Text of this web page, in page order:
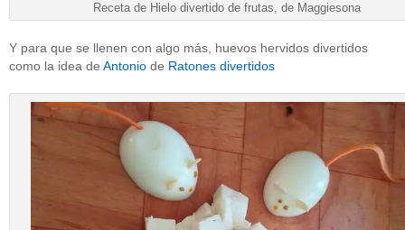
Receta de Hielo divertido de frutas, de Maggiesona
Y para que se llenen con algo más, huevos hervidos divertidos
como la idea de Antonio de Ratones divertidos